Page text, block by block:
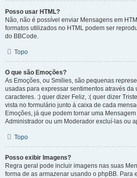
Posso usar HTML?
Não, não é possível enviar Mensagens em
formatos utilizados no HTML podem ser
do BBCode.
Topo
O que são Emoções?
As Emoções, ou Smilies, são pequenas
usadas para expressar sentimentos através da
caracteres. :) quer dizer Feliz, :( quer dizer
vista no formulário junto à caixa de cada
Emoções, já que podem tornar uma
Administrador ou um Moderador excluí-las ou
Topo
Posso exibir Imagens?
Regra geral pode incluir imagens nas suas
forma de as armazenar usando o phpBB. Para